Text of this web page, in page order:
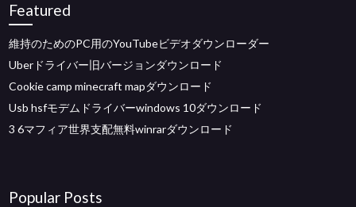
Featured
維持のためのPC用のYouTubeビデオダウンローダー
Uberドライバー旧バージョンダウンロード
Cookie camp minecraft mapダウンロード
Usb hsfモデムドライバーwindows 10ダウンロード
3 6マフィア世界支配無料winrarダウンロード
Popular Posts